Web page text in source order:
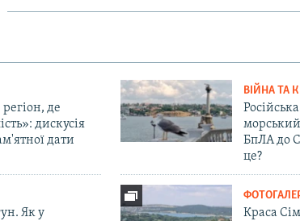
де
дискусія
дати
ВІЙНА ТА
БпЛА до
це?
Як у
Краса